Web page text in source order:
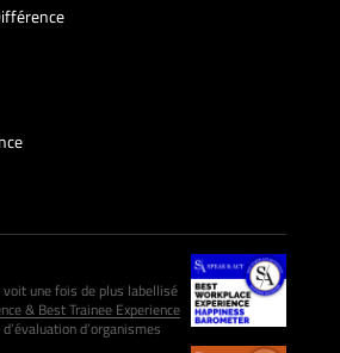
une fois de plus labellisé
& Best Trainee Experience
d’organismes